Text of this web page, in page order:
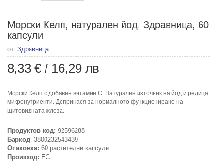
Морски Келп, натурален йод, Здравница, 60
капсули
от: Здравница
8,33 € / 16,29 лв
Морски Келп с добавен витамин С. Натурален източник на йод и редица
микронутриенти. Допринася за нормалното функциониране на
щитовидната жлеза.
Продуктов код: 92596288
Баркод: 3800232543439
Опаковка: 60 растителни капсули
Произход: ЕС